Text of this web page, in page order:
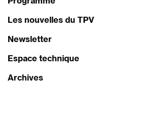
Les nouvelles du TPV
Newsletter
Espace technique
Archives